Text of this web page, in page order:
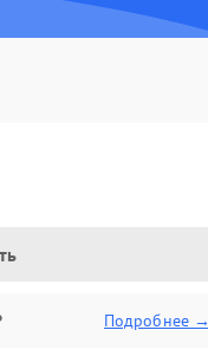
Подробнее →